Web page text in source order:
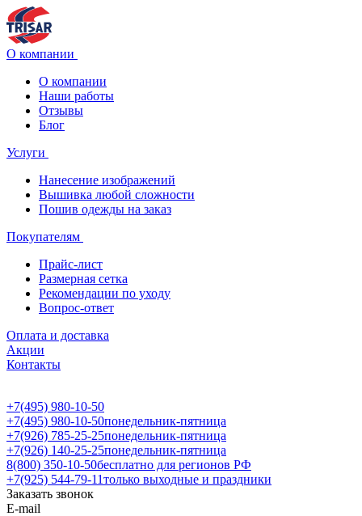
О компании
О компании
Наши работы
Отзывы
Блог
Услуги
Нанесение изображений
Вышивка любой сложности
Пошив одежды на заказ
Покупателям
Прайс-лист
Размерная сетка
Рекомендации по уходу
Вопрос-ответ
Оплата и доставка
Акции
Контакты
+7(495) 980-10-50
+7(495) 980-10-50понедельник-пятница
+7(926) 785-25-25понедельник-пятница
+7(926) 140-25-25понедельник-пятница
8(800) 350-10-50бесплатно для регионов РФ
+7(925) 544-79-11только выходные и праздники
Заказать звонок
E-mail